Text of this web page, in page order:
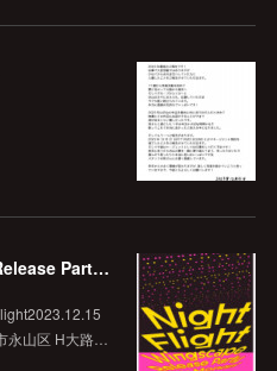
2023.12.15(fri) "Wingscape"Release Party Night Flight @echo.seoul
永山区 H大路…